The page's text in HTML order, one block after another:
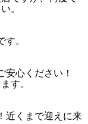
。
。
心ください！
す。
近くまで迎えに来